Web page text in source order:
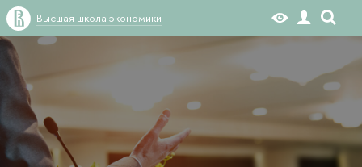
Высшая школа экономики